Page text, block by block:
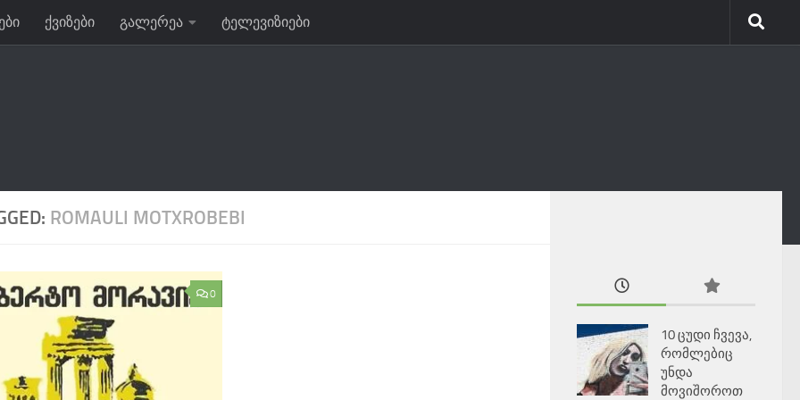
ქვიზები გალერეა ტელევიზიები
ROMAULI MOTXROBEBI
0
10 ცუდი ჩვევა,
რომლებიც
უნდა
მოვიშოროთ